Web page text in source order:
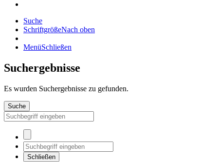
Suche
SchriftgrößeNach oben
MenüSchließen
Suchergebnisse
Es wurden Suchergebnisse zu gefunden.
Suche
Schließen